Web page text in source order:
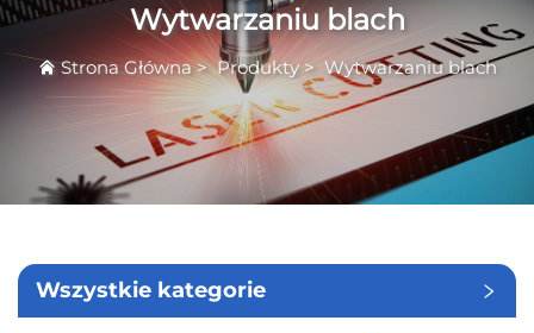
Produkty
Wiadomości
FAQ
Skontaktuj Się Z Nami
Wytwarzaniu blach
Strona Główna>Produkty> Wytwarzaniu blach
Wszystkie kategorie